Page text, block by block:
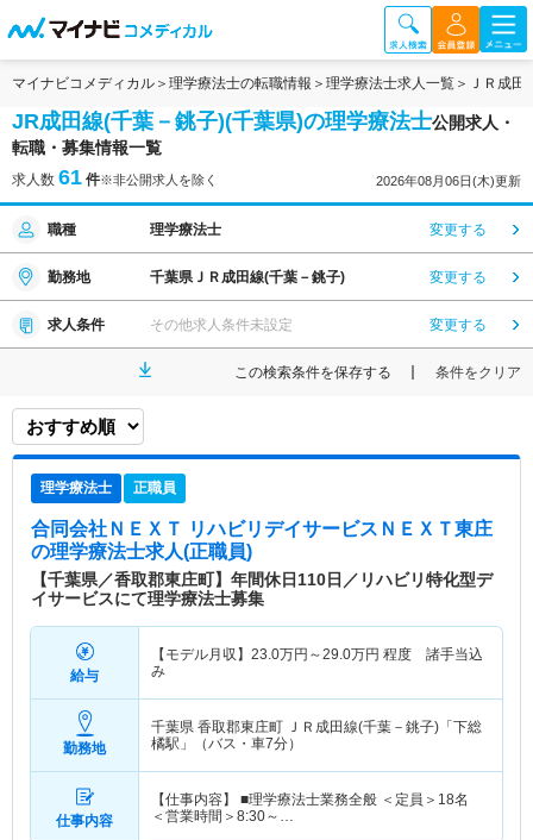
マイナビコメディカル 理学療法士の転職情報 理学療法士求人一覧 ＪＲ成
JR成田線(千葉－銚子)(千葉県)の理学療法士公開求人・
転職・募集情報一覧
求人数 61 件※非公開求人を除く 2026年08月06日(木)更新
職種 理学療法士 変更する
勤務地 千葉県ＪＲ成田線(千葉－銚子) 変更する
求人条件 その他求人条件未設定 変更する
この検索条件を保存する 条件をクリア
理学療法士 正職員
合同会社ＮＥＸＴ リハビリデイサービスＮＥＸＴ東庄
の理学療法士求人(正職員)
【千葉県／香取郡東庄町】年間休日110日／リハビリ特化型デ
イサービスにて理学療法士募集
給与
【モデル月収】 23.0万円～29.0万円 程度 諸手当込
み
勤務地
千葉県 香取郡東庄町 ＪＲ成田線(千葉－銚子)「下総
橘駅」（バス・車7分）
仕事内容
【仕事内容】 ■理学療法士業務全般 ＜定員＞18名
＜営業時間＞8:30～…